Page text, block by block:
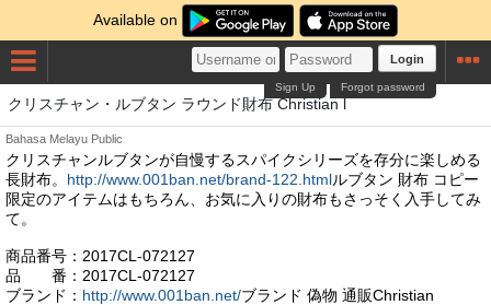
Available on
Login
Forgot password
Sign Up
クリスチャン・ルブタン ラウンド財布 Christian l
Bahasa Melayu Public
クリスチャンルブタンが自慢するスパイクシリーズを存分に楽しめる
長財布。 http://www.001ban.net/brand-122.htmlルブタン 財布 コピー
限定のアイテムはもちろん、お気に入りの財布もさっそく入手してみ
て。
商品番号：2017CL-072127
品 番：2017CL-072127
ブランド： http://www.001ban.net/ブランド 偽物 通販Christian